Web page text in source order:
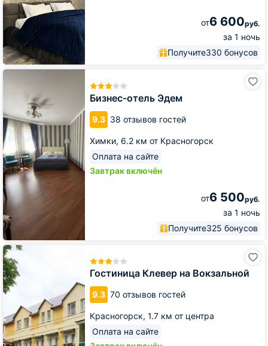
от6 600руб.
за 1 ночь
Получите330 бонусов
Бизнес-отель Эдем
9.3 38 отзывов гостей
Химки, 6.2 км от Красногорск
Оплата на сайте
Завтрак включён
от6 500руб.
за 1 ночь
Получите325 бонусов
Бизнес-
Гостиница Клевер на Вокзальной
9.3 70 отзывов гостей
Красногорск, 1.7 км от центра
Оплата на сайте
Гостиница
Клевер
на
Вокзальной